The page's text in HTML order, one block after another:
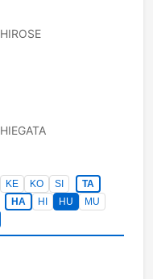
HIROSE
HIEGATA
KE KO SI
TA
HA HI HU
MU